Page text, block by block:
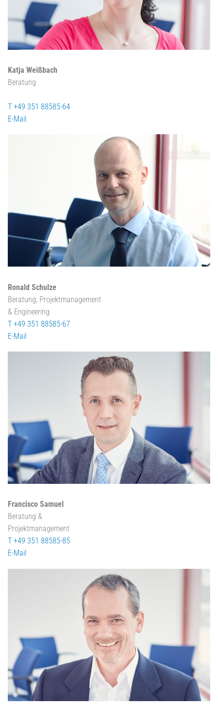
Katja Weißbach
Beratung
T +49 351 88585-64
E-Mail
Ronald Schulze
Beratung, Projektmanagement
& Engineering
T +49 351 88585-67
E-Mail
Francisco Samuel
Beratung &
Projektmanagement
T +49 351 88585-85
E-Mail